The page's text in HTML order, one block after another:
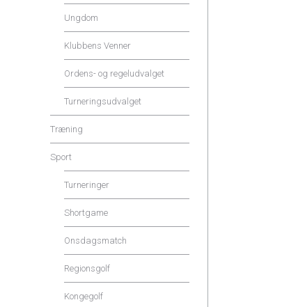
Ungdom
Klubbens Venner
Ordens- og regeludvalget
Turneringsudvalget
Træning
Sport
Turneringer
Shortgame
Onsdagsmatch
Regionsgolf
Kongegolf